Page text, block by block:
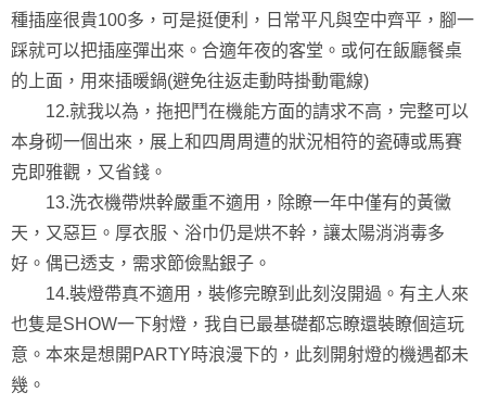
種插座很貴100多，可是挺便利，日常平凡與空中齊平，腳一
踩就可以把插座彈出來。合適年夜的客堂。或何在飯廳餐桌
的上面，用來插暖鍋(避免往返走動時掛動電線)
12.就我以為，拖把鬥在機能方面的請求不高，完整可以
本身砌一個出來，展上和四周周遭的狀況相符的瓷磚或馬賽
克即雅觀，又省錢。
13.洗衣機帶烘幹嚴重不適用，除瞭一年中僅有的黃黴
天，又惡巨。厚衣服、浴巾仍是烘不幹，讓太陽消消毒多
好。偶已透支，需求節儉點銀子。
14.裝燈帶真不適用，裝修完瞭到此刻沒開過。有主人來
也隻是SHOW一下射燈，我自已最基礎都忘瞭還裝瞭個這玩
意。本來是想開PARTY時浪漫下的，此刻開射燈的機遇都未
幾。